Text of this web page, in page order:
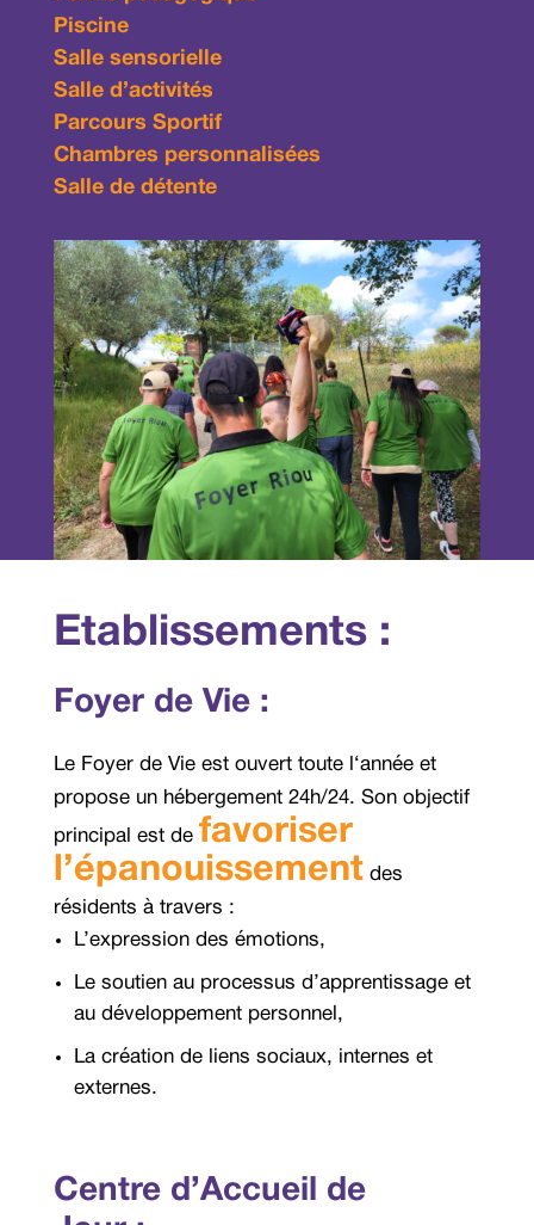
Piscine
Salle sensorielle
Salle d’activités
Parcours Sportif
Chambres personnalisées
Salle de détente
Etablissements :
Foyer de Vie :
Le Foyer de Vie est ouvert toute l‘année et
propose un hébergement 24h/24. Son objectif
principal est de favoriser
l’épanouissementdes
résidents à travers :
L’expression des émotions,
Le soutien au processus d’apprentissage et
au développement personnel,
La création de liens sociaux, internes et
externes.
Centre d’Accueil de